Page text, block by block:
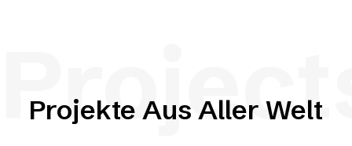
Projekte Aus Aller Welt